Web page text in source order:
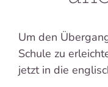
Um den
Schule zu
jetzt in die